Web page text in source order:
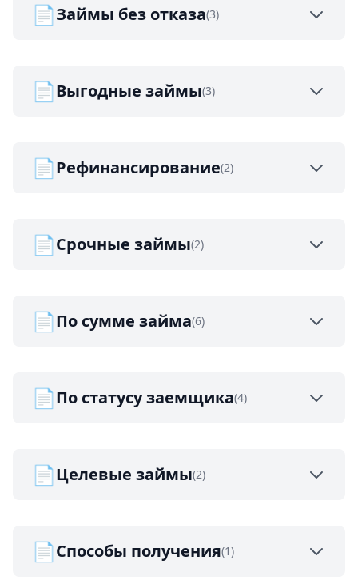
📄Займы без отказа(3)
📄Выгодные займы(3)
📄Рефинансирование(2)
📄Срочные займы(2)
📄По сумме займа(6)
📄По статусу заемщика(4)
📄Целевые займы(2)
📄Способы получения(1)